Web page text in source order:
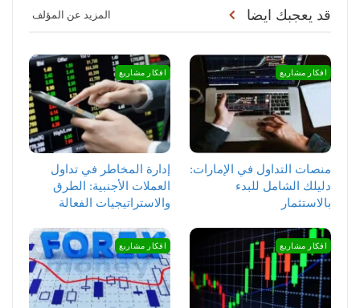
قد يعجبك ايضا المزيد عن المؤلف
افكار مشاريع
منصات التداول في الإمارات:
دليلك الشامل للبدء
بالاستثمار
افكار مشاريع
إدارة المخاطر في تداول
العملات الأجنبية: الطرق
والاستراتيجيات الفعالة
افكار مشاريع افكار مشاريع